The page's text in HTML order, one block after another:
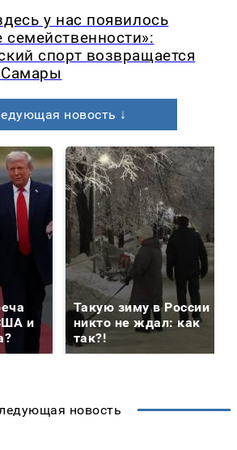
у нас появилось
спорт возвращается
новость ↓
и
Такую зиму в России
никто не ждал: как
так?!
новость